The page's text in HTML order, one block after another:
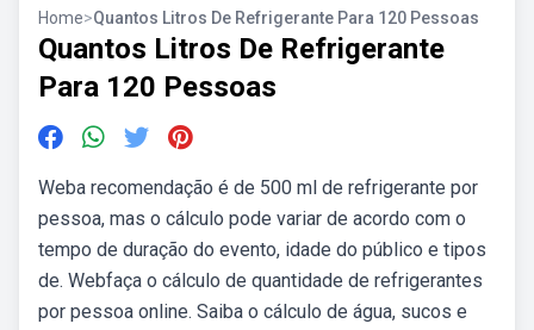
Home>Quantos Litros De Refrigerante Para 120 Pessoas
Quantos Litros De Refrigerante
Para 120 Pessoas
Weba recomendação é de 500 ml de refrigerante por
pessoa, mas o cálculo pode variar de acordo com o
tempo de duração do evento, idade do público e tipos
de. Webfaça o cálculo de quantidade de refrigerantes
por pessoa online. Saiba o cálculo de água, sucos e